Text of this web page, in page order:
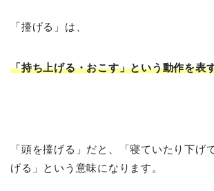
「擡げる」は、
「持ち上げる・おこす」という動作を表
「頭を擡げる」だと、「寝ていたり下げ
げる」という意味になります。